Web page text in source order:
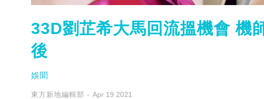
33D劉芷希大馬回流搵機會 機
後
娛聞
東方新地編輯部 Apr 19 2021